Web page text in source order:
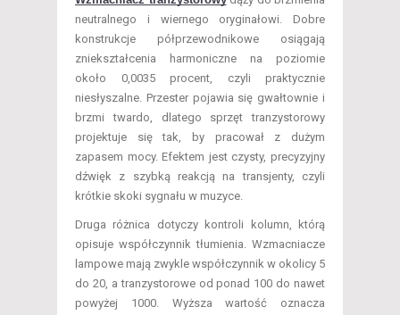
neutralnego i wiernego oryginałowi. Dobre
konstrukcje półprzewodnikowe osiągają
zniekształcenia harmoniczne na poziomie
około 0,0035 procent, czyli praktycznie
niesłyszalne. Przester pojawia się gwałtownie i
brzmi twardo, dlatego sprzęt tranzystorowy
projektuje się tak, by pracował z dużym
zapasem mocy. Efektem jest czysty, precyzyjny
dźwięk z szybką reakcją na transjenty, czyli
krótkie skoki sygnału w muzyce.
Druga różnica dotyczy kontroli kolumn, którą
opisuje współczynnik tłumienia. Wzmacniacze
lampowe mają zwykle współczynnik w okolicy 5
do 20, a tranzystorowe od ponad 100 do nawet
powyżej 1000. Wyższa wartość oznacza